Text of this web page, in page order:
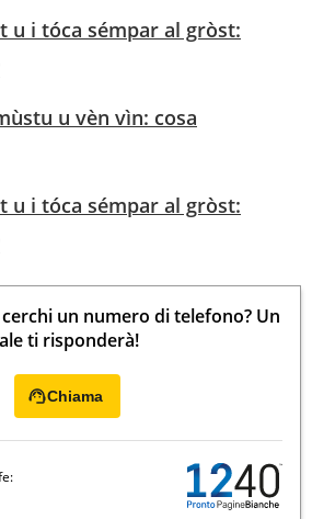
u i tóca sémpar al gròst:
u vèn vìn: cosa
u i tóca sémpar al gròst:
un numero di telefono? Un
ti risponderà!
Chiama